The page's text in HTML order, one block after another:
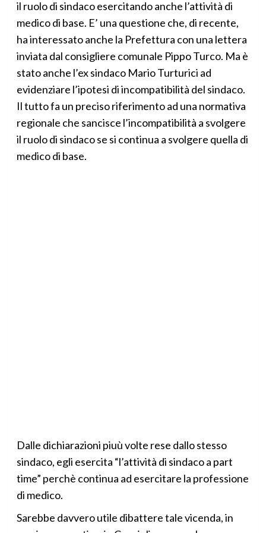
il ruolo di sindaco esercitando anche l’attività di
medico di base. E’ una questione che, di recente,
ha interessato anche la Prefettura con una lettera
inviata dal consigliere comunale Pippo Turco. Ma è
stato anche l’ex sindaco Mario Turturici ad
evidenziare l’ipotesi di incompatibilità del sindaco.
Il tutto fa un preciso riferimento ad una normativa
regionale che sancisce l’incompatibilità a svolgere
il ruolo di sindaco se si continua a svolgere quella di
medico di base.
Dalle dichiarazioni piuù volte rese dallo stesso
sindaco, egli esercita “l’attività di sindaco a part
time” perchè continua ad esercitare la professione
di medico.
Sarebbe davvero utile dibattere tale vicenda, in